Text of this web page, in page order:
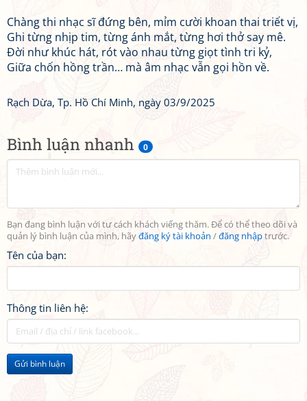
Bình luận nhanh 0
Bạn đang bình luận với tư cách khách viếng thăm. Để có thể theo dõi và
quản lý bình luận của mình, hãyđăng ký tài khoản /đăng nhậptrước.
Tên của bạn:
Thông tin liên hệ:
Gửi bình luận
Chàng thi nhạc sĩ đứng bên, mỉm cười khoan thai triết vị,
Ghi từng nhịp tim, từng ánh mắt, từng hơi thở say mê.
Đời như khúc hát, rót vào nhau từng giọt tình tri kỷ,
Giữa chốn hồng trần… mà âm nhạc vẫn gọi hồn về.
Rạch Dừa, Tp. Hồ Chí Minh, ngày 03/9/2025